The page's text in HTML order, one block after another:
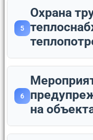
5
Охрана
6
на